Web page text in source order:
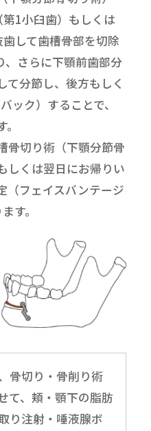
1小臼歯）もしくは
して歯槽骨部を切除
、さらに下顎前歯部分
て分節し、後方もしく
ック）することで、
骨切り術（下顎分節骨
しくは翌日にお帰りい
（フェイスバンテージ
す。
骨切り・骨削り術
て、頬・顎下の脂肪
り注射・唾液腺ボ